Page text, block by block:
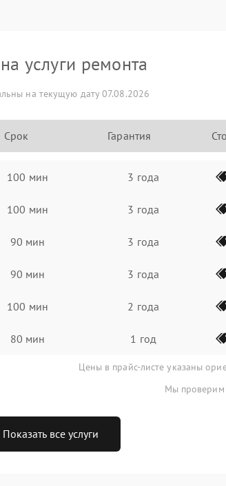
услуги ремонта
на текущую дату 07.08.2026
Срок Гарантия
100 мин 3 года
100 мин 3 года
90 мин 3 года
90 мин 3 года
100 мин 2 года
80 мин 1 год
Цены в прайс-листе указаны
Мы проверим
Показать все услуги